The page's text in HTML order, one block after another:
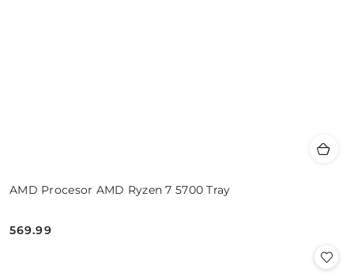
AMD Procesor AMD Ryzen 7 5700 Tray
Cena:
569.99